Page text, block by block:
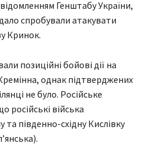
Генштабу України,
спробували атакувати
Кринок.
позиційні бойові дії на
однак підтверджених
не було. Російське
російські війська
південно-східну Кислівку